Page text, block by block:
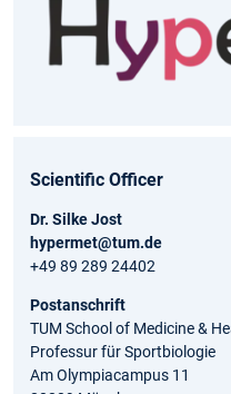
Scientific Officer
Dr. Silke Jost
hypermet@tum.de
+49 89 289 24402
Postanschrift
TUM School of Medicine &
Professur für Sportbiologie
Am Olympiacampus 11